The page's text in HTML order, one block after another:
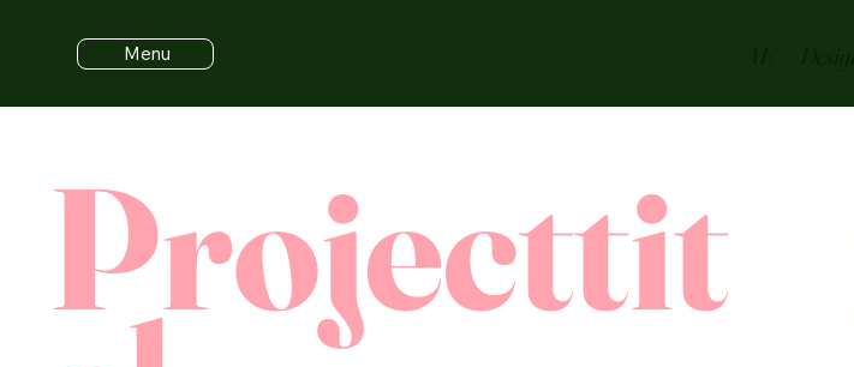
Menu
Projecttit